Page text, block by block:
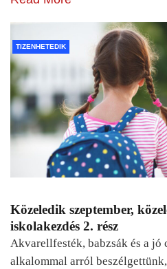
TIZENHETEDIK
Közeledik szeptember,
iskolakezdés 2. rész
Akvarellfesték, babzsák és a jó
alkalommal arról